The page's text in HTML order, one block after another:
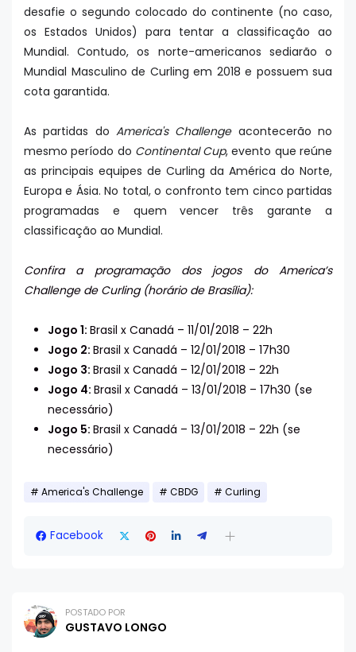
desafie o segundo colocado do continente (no caso,
os Estados Unidos) para tentar a classificação ao
Mundial. Contudo, os norte-americanos sediarão o
Mundial Masculino de Curling em 2018 e possuem sua
cota garantida.
As partidas do America's Challenge acontecerão no
mesmo período do Continental Cup, evento que reúne
as principais equipes de Curling da América do Norte,
Europa e Ásia. No total, o confronto tem cinco partidas
programadas e quem vencer três garante a
classificação ao Mundial.
Confira a programação dos jogos do America’s
Challenge de Curling (horário de Brasília):
Jogo 1: Brasil x Canadá – 11/01/2018 – 22h
Jogo 2: Brasil x Canadá – 12/01/2018 – 17h30
Jogo 3: Brasil x Canadá – 12/01/2018 – 22h
Jogo 4: Brasil x Canadá – 13/01/2018 – 17h30 (se
necessário)
Jogo 5: Brasil x Canadá – 13/01/2018 – 22h (se
necessário)
America's Challenge CBDG Curling
Facebook
POSTADO POR
GUSTAVO LONGO